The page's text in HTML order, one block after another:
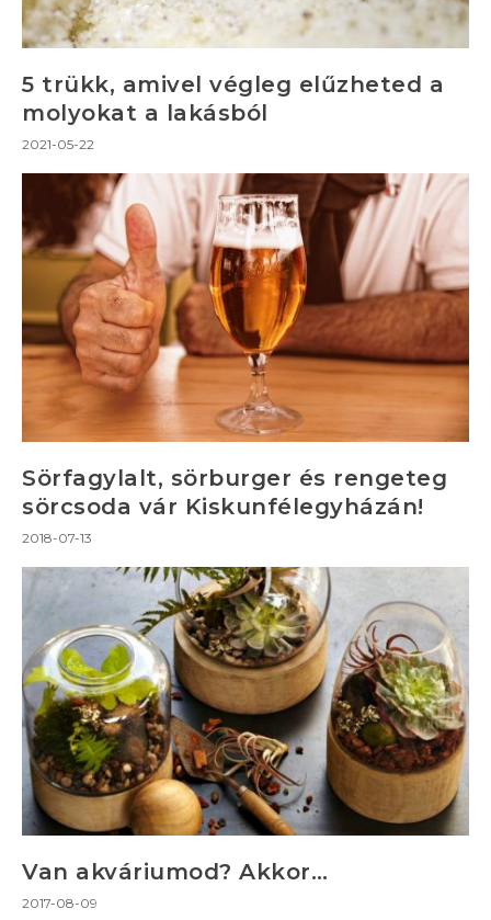
5 trükk, amivel végleg elűzheted a
molyokat a lakásból
2021-05-22
Sörfagylalt, sörburger és rengeteg
sörcsoda vár Kiskunfélegyházán!
2018-07-13
Van akváriumod? Akkor…
2017-08-09